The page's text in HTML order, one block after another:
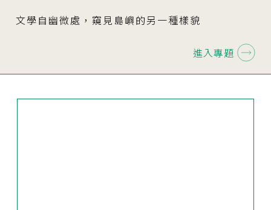
文學自幽微處，窺見島嶼的另一種樣貌
進入專題